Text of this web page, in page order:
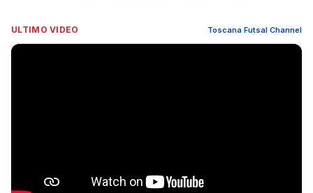
ULTIMO VIDEO Toscana Futsal Channel